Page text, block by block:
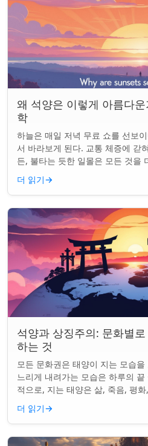
왜 석양은 이렇게 아름다
학
하늘은 매일 저녁 무료 쇼를 선보
서 바라보게 된다. 교통 체증에 갇
든, 불타는 듯한 일몰은 모든 것을
성하게 느끼게 만든다. 하지...
더 읽기→
석양과 상징주의: 문화별
하는 것
모든 문화권은 태양이 지는 모습
느리게 내려가는 모습은 하루의
적으로, 지는 태양은 삶, 죽음, 평
를 갖게 되었습니다. 같은...
더 읽기→